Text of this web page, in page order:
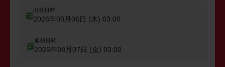
出発日時
2026年08月06日 (木) 03:00
返却日時
2026年08月07日 (金) 03:00